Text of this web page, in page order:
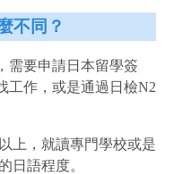
不同？
需要申請日本留學簽
工作，或是通過日檢N2
上，就讀專門學校或是
日語程度。